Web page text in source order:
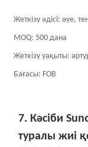
Жеткізу әдісі: әуе,
MOQ: 500 дана
Жеткізу уақыты:
Бағасы: FOB
7. Кәсіби
туралы жиі